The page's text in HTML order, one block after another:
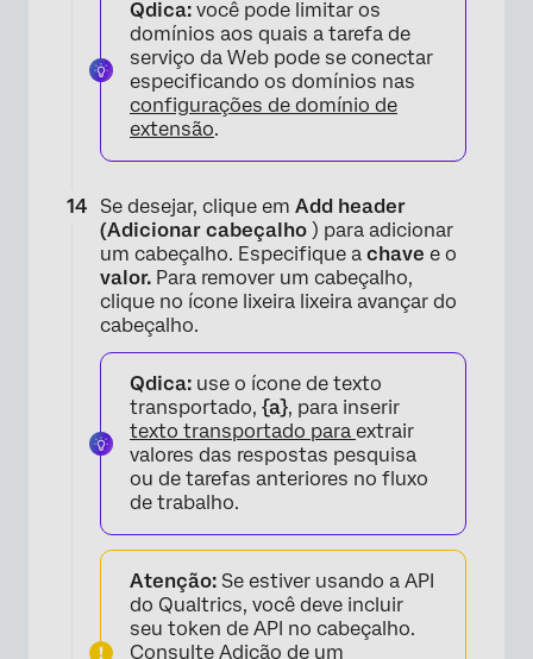
×
Qdica: você pode limitar os
domínios aos quais a tarefa de
serviço da Web pode se conectar
especificando os domínios nas
configurações de domínio de
extensão.
Se desejar, clique em Add header
(Adicionar cabeçalho ) para adicionar
um cabeçalho. Especifique a chave e o
valor. Para remover um cabeçalho,
clique no ícone lixeira lixeira avançar do
cabeçalho.
Qdica: use o ícone de texto
transportado, {a}, para inserir
texto transportado para extrair
valores das respostas pesquisa
ou de tarefas anteriores no fluxo
de trabalho.
Atenção: Se estiver usando a API
do Qualtrics, você deve incluir
seu token de API no cabeçalho.
Consulte Adição de um